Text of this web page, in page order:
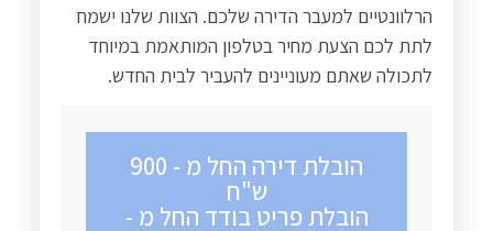
הרלוונטיים למעבר הדירה שלכם. הצוות שלנו ישמח
לתת לכם הצעת מחיר בטלפון המותאמת במיוחד
לתכולה שאתם מעוניינים להעביר לבית החדש.
הובלת דירה החל מ - 900
ש"ח
הובלת פריט בודד החל מ -